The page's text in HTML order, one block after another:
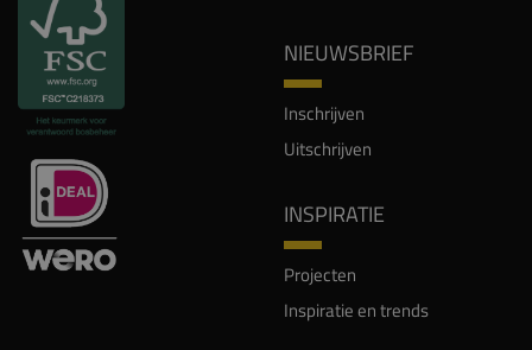
NIEUWSBRIEF
Inschrijven
Uitschrijven
INSPIRATIE
Projecten
Inspiratie en trends